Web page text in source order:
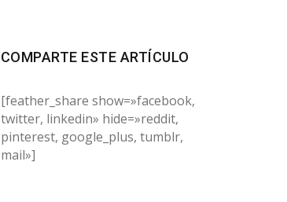
COMPARTE ESTE ARTÍCULO
[feather_share show=»facebook,
twitter, linkedin» hide=»reddit,
pinterest, google_plus, tumblr,
mail»]